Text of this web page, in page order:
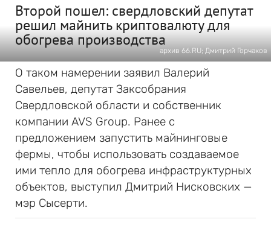
Второй пошел: свердловский депутат
решил майнить криптовалюту для
обогрева производства
архив 66.RU; Дмитрий Горчаков
О таком намерении заявил Валерий
Савельев, депутат Заксобрания
Свердловской области и собственник
компании AVS Group. Ранее с
предложением запустить майнинговые
фермы, чтобы использовать создаваемое
ими тепло для обогрева инфраструктурных
объектов, выступил Дмитрий Нисковских —
мэр Сысерти.